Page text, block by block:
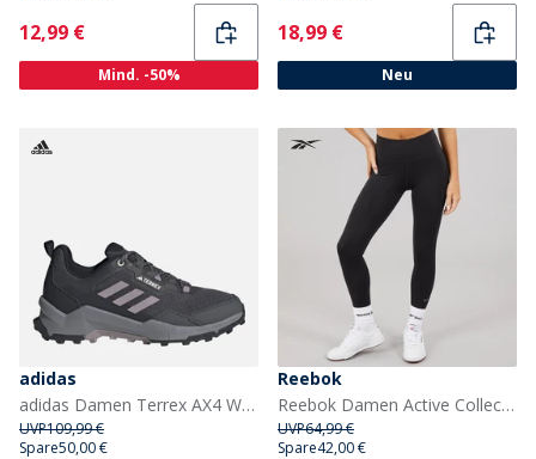
Current
12,99 €
Mind. -50%
Current
18,99 €
Neu
adidas
adidas Damen Terrex AX4 Wanderschuhe Grey Six/Preloved Fig/Core Black
UVP109,99 €
Spare50,00 €
Reebok
Reebok Damen Active Collective Dreamblend 7/8 Tight Leggings Schwarz
UVP64,99 €
Spare42,00 €